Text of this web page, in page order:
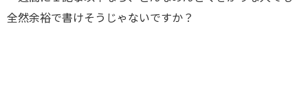
全然余裕で書けそうじゃないですか？